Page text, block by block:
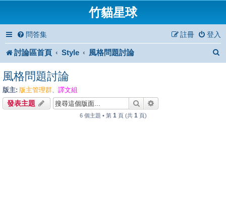
竹貓星球
問答集 登入
註冊
討論區首頁 Style 風格問題討論
風格問題討論
版主: 版主管理群、 譯文組
發表主題 搜尋
6 個主題 • 第 1 頁 (共 1 頁)